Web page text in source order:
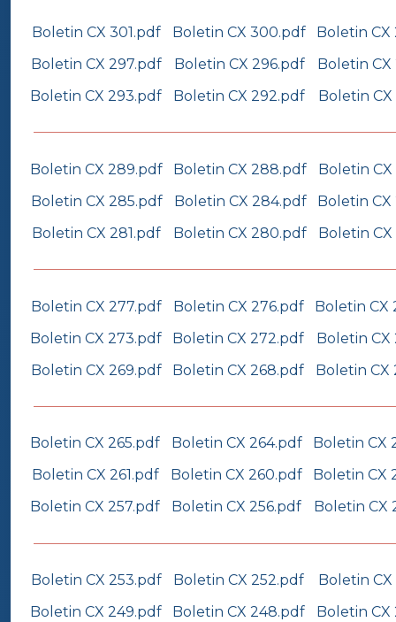
Boletin CX 301.pdf Boletin CX 300.pdf
Boletin CX
Boletin CX 297.pdf
Boletin CX 296.pdf
Boletin CX
Boletin CX 293.pdf
Boletin CX 292.pdf Boletin CX
Boletin CX 289.pdf Boletin CX 288.pdf
Boletin
Boletin CX 285.pdf
Boletin CX 284.pdf
Boletin
Boletin CX 281.pdf
Boletin CX 280.pdf Boletin
Boletin CX 277.pdf Boletin CX 276.pdf
Boletin CX
Boletin CX 273.pdf
Boletin CX 272.pdf
Boletin CX
Boletin CX 269.pdf
Boletin CX 268.pdf Boletin CX
Boletin CX 265.pdf Boletin CX 264.pdf
Boletin CX
Boletin CX 261.pdf
Boletin CX 260.pdf
Boletin CX
Boletin CX 257.pdf
Boletin CX 256.pdf Boletin CX
Boletin CX 253.pdf Boletin CX 252.pdf
Boletin CX
Boletin CX 249.pdf
Boletin CX 248.pdf
Boletin CX